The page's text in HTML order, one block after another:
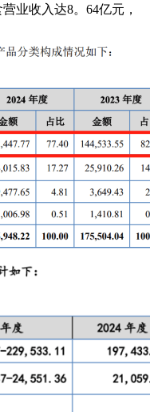
业收入达8。64亿元，